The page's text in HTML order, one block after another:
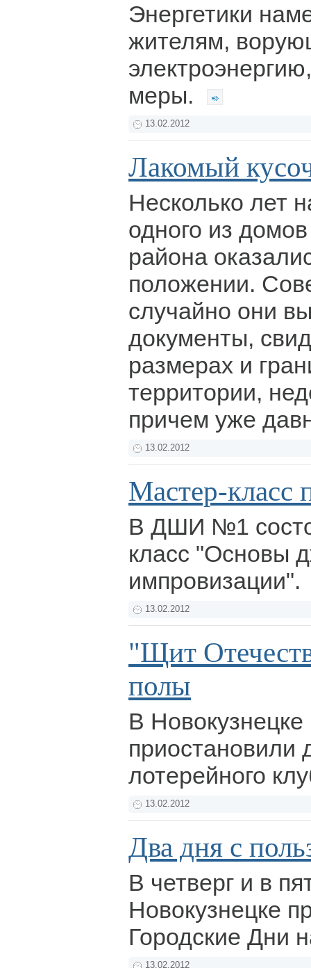
Энергетики
жителям,
меры.
13.02.2012
Лакомый
Несколько лет
одного из
района
положении.
случайно они
документы,
размерах и
территории,
причем уже
13.02.2012
Мастер-класс
В ДШИ №1
класс "Основы
импровизации".
13.02.2012
"Щит
полы
В Новокузнецке
приостановили
лотерейного
13.02.2012
Два дня с
В четверг и в
Новокузнецке
Городские Дни
13.02.2012